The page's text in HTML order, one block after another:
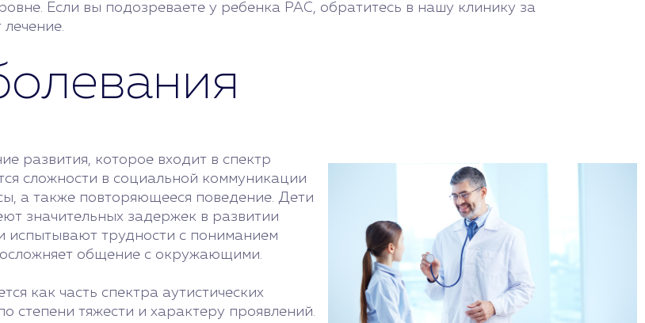
Если вы подозреваете у ребенка РАС, обратитесь в нашу клинику за
развития, которое входит в спектр
сложности в социальной коммуникации
а также повторяющееся поведение. Дети
значительных задержек в развитии
испытывают трудности с пониманием
общение с окружающими.
как часть спектра аутистических
степени тяжести и характеру проявлений.